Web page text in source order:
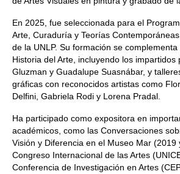
En 2025, fue seleccionada para el
Arte, Curaduría y Teorías
de la UNLP. Su formación se
Historia del Arte, incluyendo los impartidos
Gluzman y Guadalupe Suasnábar, y
gráficas con reconocidos artistas como
Delfini, Gabriela Rodi y Lorena Pradal.
Ha participado como expositora en
académicos, como las Conversaciones
Visión y Diferencia en el Museo Mar (2019
Congreso Internacional de las Artes
Conferencia de Investigación en Artes